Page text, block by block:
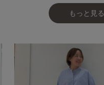
もっと見る